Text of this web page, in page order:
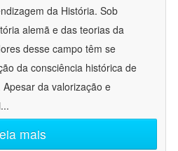
da História. Sob
alemã e das teorias da
desse campo têm se
da consciência histórica de
da valorização e
...
mais